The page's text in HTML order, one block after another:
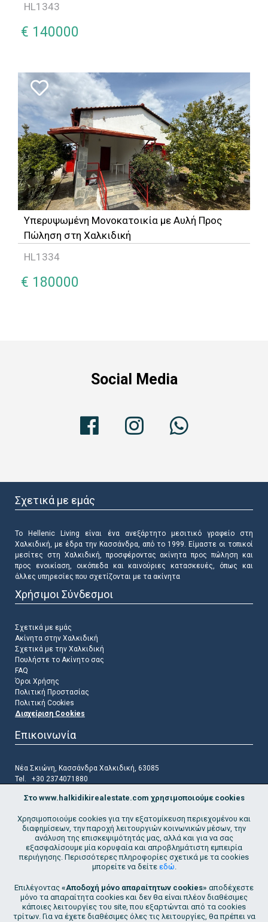
HL1343
€ 140000
Υπερυψωμένη Μονοκατοικία με Αυλή Προς
Πώληση στη Χαλκιδική
HL1334
€ 180000
Social Media
Σχετικά με εμάς
Το Hellenic Living είναι ένα ανεξάρτητο μεσιτικό γραφείο στη
Χαλκιδική, με έδρα την Κασσάνδρα, από το 1999. Είμαστε οι τοπικοί
μεσίτες στη Χαλκιδική, προσφέροντας ακίνητα προς πώληση και
προς ενοικίαση, οικόπεδα και καινούριες κατασκευές, όπως και
άλλες υπηρεσίες που σχετίζονται με τα ακίνητα
Χρήσιμοι Σύνδεσμοι
Σχετικά με εμάς
Ακίνητα στην Χαλκιδική
Σχετικά με την Χαλκιδική
Πουλήστε το Ακίνητο σας
FAQ
Όροι Χρήσης
Πολιτική Προστασίας
Πολιτική Cookies
Διαχείριση Cookies
Επικοινωνία
Νέα Σκιώνη, Κασσάνδρα Χαλκιδική, 63085
Tel. +30 2374071880
Emailinfo@halkidikirealestate.com
Ακολουθήστε μας
Εγγραφείτε στη λίστα αλληλογραφίας μας
Go!
Στο www.halkidikirealestate.com χρησιμοποιούμε cookies
Χρησιμοποιούμε cookies για την εξατομίκευση περιεχομένου και
διαφημίσεων, την παροχή λειτουργιών κοινωνικών μέσων, την
ανάλυση της επισκεψιμότητάς μας, αλλά και για να σας
εξασφαλίσουμε μία κορυφαία και απροβλημάτιστη εμπειρία
περιήγησης. Περισσότερες πληροφορίες σχετικά με τα cookies
μπορείτε να δείτε εδώ.
Επιλέγοντας «Αποδοχή μόνο απαραίτητων cookies» αποδέχεστε
μόνο τα απαραίτητα cookies και δεν θα είναι πλέον διαθέσιμες
κάποιες λειτουργίες του site, που εξαρτώνται από τα cookies
τρίτων. Για να έχετε διαθέσιμες όλες τις λειτουργίες, θα πρέπει να